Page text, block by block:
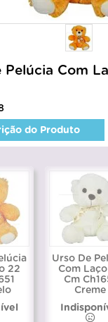
Pelúcia Com
do Produto
22
Urso De
Com
Cm
Creme